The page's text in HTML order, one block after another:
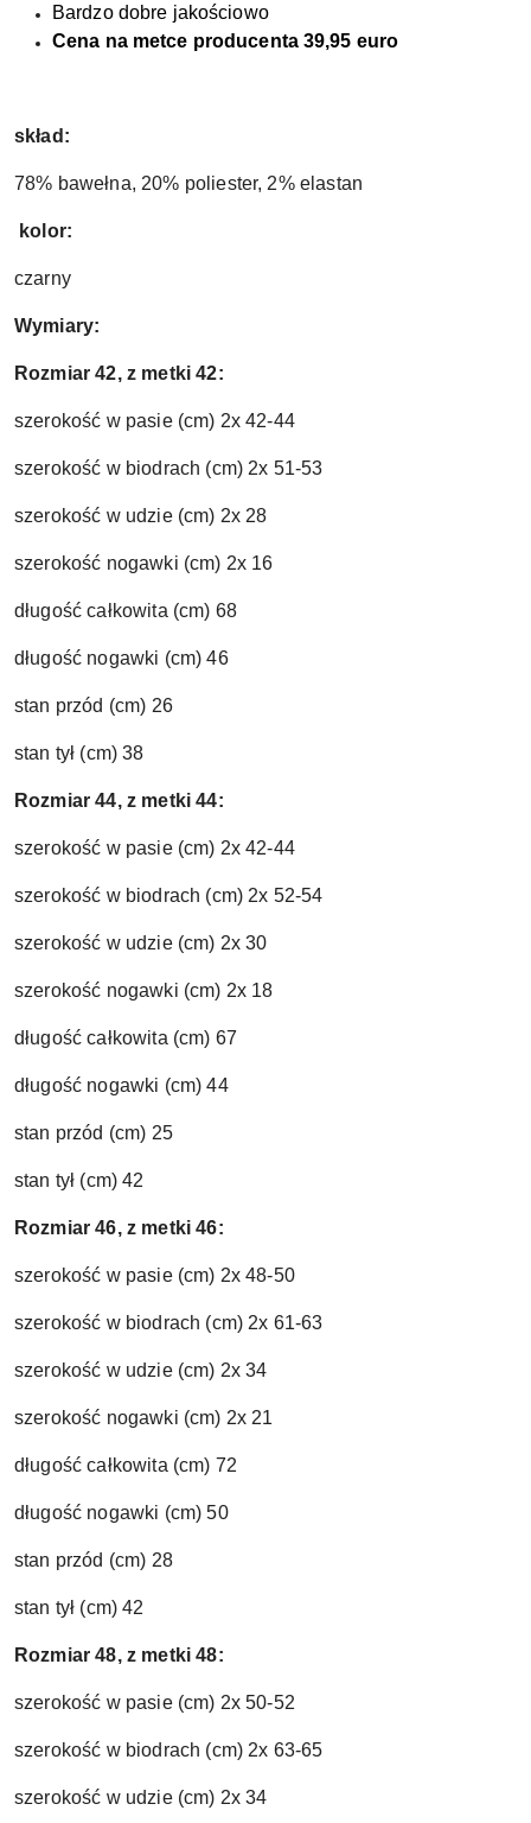
Bardzo dobre jakościowo
Cena na metce producenta 39,95 euro
skład:
78% bawełna, 20% poliester, 2% elastan
kolor:
czarny
Wymiary:
Rozmiar 42, z metki 42:
szerokość w pasie (cm) 2x 42-44
szerokość w biodrach (cm) 2x 51-53
szerokość w udzie (cm) 2x 28
szerokość nogawki (cm) 2x 16
długość całkowita (cm) 68
długość nogawki (cm) 46
stan przód (cm) 26
stan tył (cm) 38
Rozmiar 44, z metki 44:
szerokość w pasie (cm) 2x 42-44
szerokość w biodrach (cm) 2x 52-54
szerokość w udzie (cm) 2x 30
szerokość nogawki (cm) 2x 18
długość całkowita (cm) 67
długość nogawki (cm) 44
stan przód (cm) 25
stan tył (cm) 42
Rozmiar 46, z metki 46:
szerokość w pasie (cm) 2x 48-50
szerokość w biodrach (cm) 2x 61-63
szerokość w udzie (cm) 2x 34
szerokość nogawki (cm) 2x 21
długość całkowita (cm) 72
długość nogawki (cm) 50
stan przód (cm) 28
stan tył (cm) 42
Rozmiar 48, z metki 48:
szerokość w pasie (cm) 2x 50-52
szerokość w biodrach (cm) 2x 63-65
szerokość w udzie (cm) 2x 34